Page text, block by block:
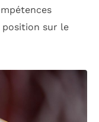
position sur le